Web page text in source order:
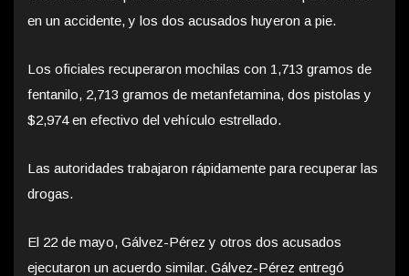
en un accidente, y los dos acusados huyeron a pie.
Los oficiales recuperaron mochilas con 1,713 gramos de
fentanilo, 2,713 gramos de metanfetamina, dos pistolas y
$2,974 en efectivo del vehículo estrellado.
Las autoridades trabajaron rápidamente para recuperar las
drogas.
El 22 de mayo, Gálvez-Pérez y otros dos acusados
ejecutaron un acuerdo similar. Gálvez-Pérez entregó